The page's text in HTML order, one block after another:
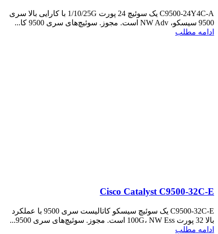
C9500-24Y4C-A یک سوئیچ 24 پورت 1/10/25G با کارایی بالا سری
9500 سیسکو، NW Adv است. مجوز. سوئیچ‌های سری 9500 کا...
ادامه مطلب
Cisco Catalyst C9500-32C-E
C9500-32C-E یک سوئیچ سیسکو کاتالیست سری 9500 با عملکرد
بالا 32 پورت 100G، NW Ess است. مجوز. سوئیچ‌های سری 9500...
ادامه مطلب